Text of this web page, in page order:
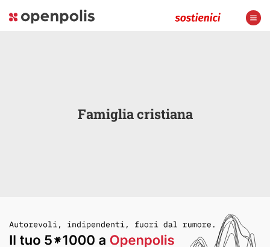
Famiglia cristiana